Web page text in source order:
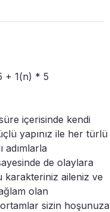
+ 1(n) * 5
içerisinde kendi
yapınız ile her türlü
adımlarla
de olaylara
karakteriniz aileniz ve
olan
sizin hoşunuza